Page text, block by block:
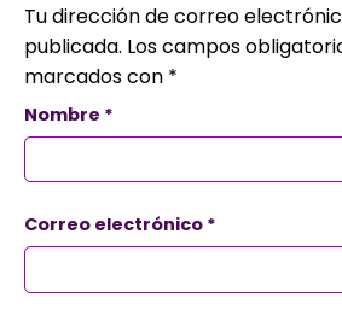
Tu dirección de correo
publicada. Los campos
marcados con *
Nombre *
Correo electrónico *